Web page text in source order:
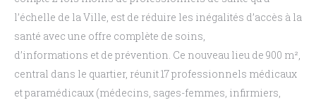
l’échelle de la Ville, est de réduire les inégalités d’accès à la
santé avec une offre complète de soins,
d’informations et de prévention. Ce nouveau lieu de 900 m²,
central dans le quartier, réunit 17 professionnels médicaux
etparamédicaux (médecins, sages-femmes, infirmiers,